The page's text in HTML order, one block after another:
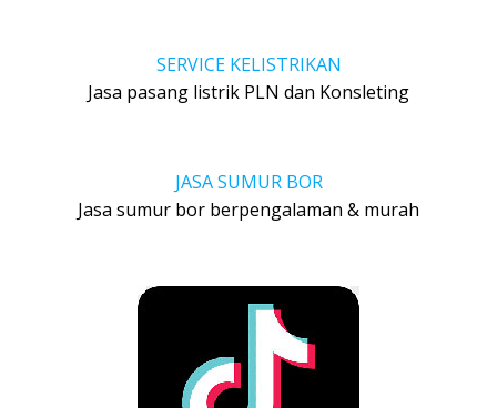
SERVICE KELISTRIKAN
Jasa pasang listrik PLN dan Konsleting
JASA SUMUR BOR
Jasa sumur bor berpengalaman & murah